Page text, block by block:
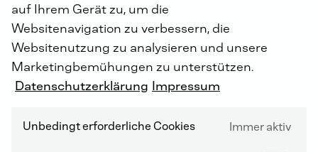
auf Ihrem Gerät zu, um die
Websitenavigation zu verbessern, die
Websitenutzung zu analysieren und unsere
Marketingbemühungen zu unterstützen.
Datenschutzerklärung Impressum
Unbedingt erforderliche Cookies Immer aktiv